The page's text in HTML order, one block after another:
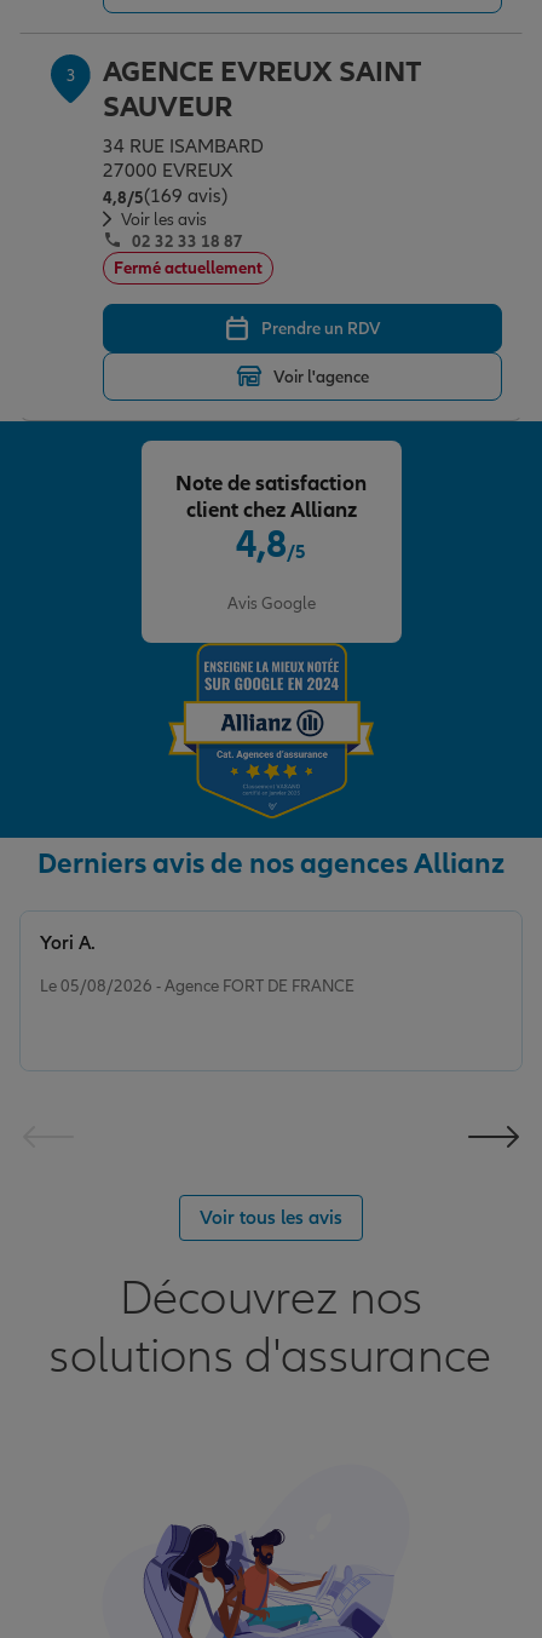
Garantie des accidents de la vie
Assurance scolaire
Protection juridique
Retraite
3
AGENCE EVREUX SAINT
SAUVEUR
34 RUE ISAMBARD
27000 EVREUX
4,8/5Note de 4.8 sur 5
(169 avis)
Voir les avis
02 32 33 18 87
Fermé actuellement
Prendre un RDV
Voir l'agence
4,8/5
Avis Google
Note de satisfaction
client chez Allianz
Derniers avis de nos agences Allianz
Le 05/08/2026 - Agence FORT DE FRANCE
Yori A.
Voir tous les avis
Découvrez nos
solutions d'assurance